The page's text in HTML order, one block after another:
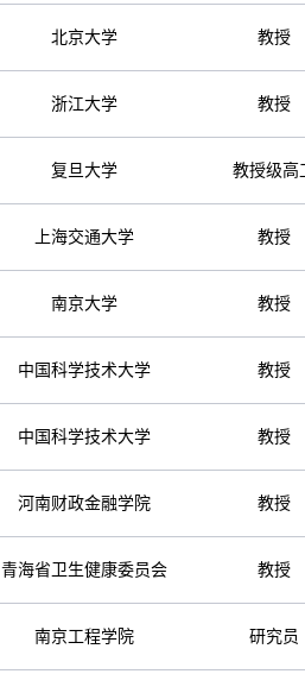
北京大学 教授
浙江大学 教授
复旦大学 教授级高
上海交通大学 教授
南京大学 教授
中国科学技术大学 教授
中国科学技术大学 教授
河南财政金融学院 教授
青海省卫生健康委员会 教授
南京工程学院 研究员